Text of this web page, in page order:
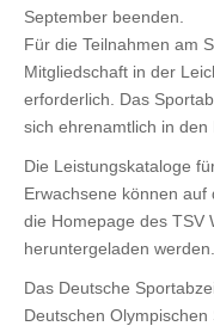
September beenden.
Für die Teilnahmen am
Mitgliedschaft in der
erforderlich. Das
sich ehrenamtlich in den
Die Leistungskataloge
Erwachsene können
die Homepage des TSV
heruntergeladen werden.
Das Deutsche
Deutschen